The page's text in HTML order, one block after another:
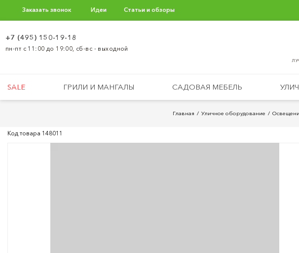
Заказать звонок Идеи Статьи и обзоры
+7 (495) 150-19-18
пн-пт с 11:00 до 19:00, сб-вс - выходной
SALE ГРИЛИ И МАНГАЛЫ САДОВАЯ МЕБЕЛЬ
Главная Уличное оборудование
Код товара 148011